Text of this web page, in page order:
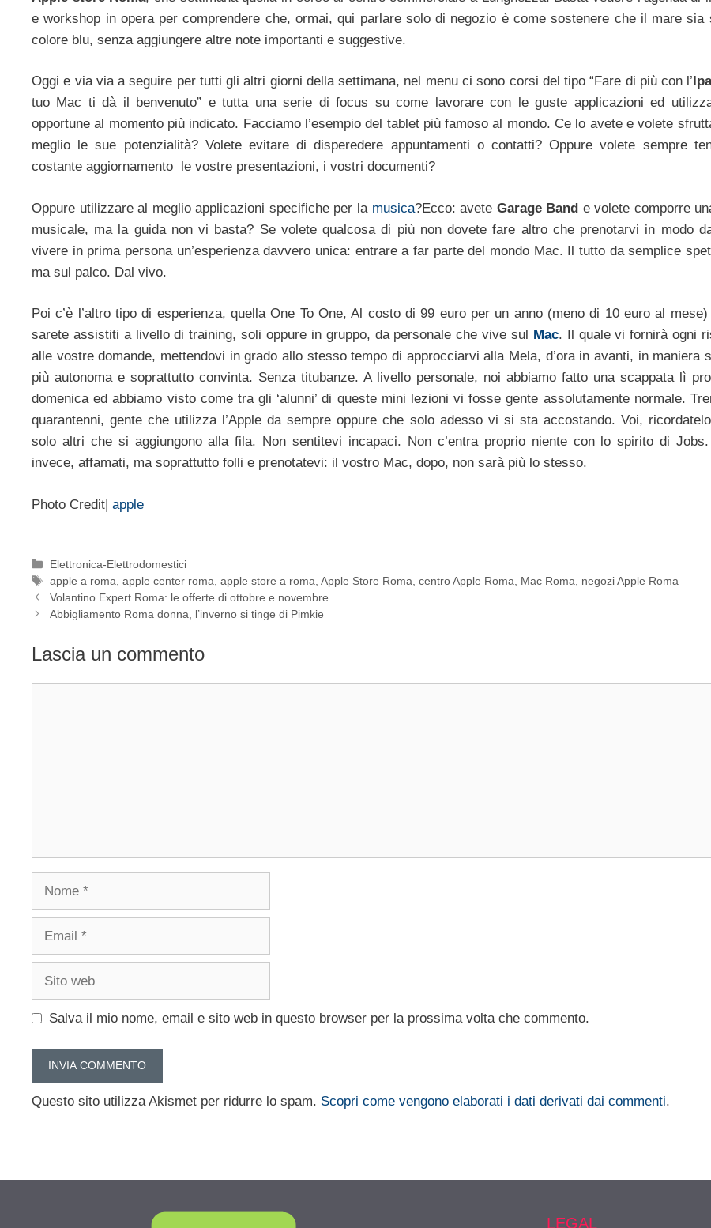
e workshop in opera per comprendere che, ormai, qui parlare solo di negozio è come sostenere che il mare sia
colore blu, senza aggiungere altre note importanti e suggestive.
Oggi e via via a seguire per tutti gli altri giorni della settimana, nel menu ci sono corsi del tipo “Fare di più con l’
tuo Mac ti dà il benvenuto” e tutta una serie di focus su come lavorare con le guste applicazioni ed
opportune al momento più indicato. Facciamo l’esempio del tablet più famoso al mondo. Ce lo avete e volete
meglio le sue potenzialità? Volete evitare di disperedere appuntamenti o contatti? Oppure volete sempre
costante aggiornamento le vostre presentazioni, i vostri documenti?
Oppure utilizzare al meglio applicazioni specifiche per la musica?Ecco: avete Garage Band e volete comporre
musicale, ma la guida non vi basta? Se volete qualcosa di più non dovete fare altro che prenotarvi in modo
vivere in prima persona un’esperienza davvero unica: entrare a far parte del mondo Mac. Il tutto da semplice
ma sul palco. Dal vivo.
Poi c’è l’altro tipo di esperienza, quella One To One, Al costo di 99 euro per un anno (meno di 10 euro al
sarete assistiti a livello di training, soli oppure in gruppo, da personale che vive sul Mac. Il quale vi fornirà ogni
alle vostre domande, mettendovi in grado allo stesso tempo di approcciarvi alla Mela, d’ora in avanti, in maniera
più autonoma e soprattutto convinta. Senza titubanze. A livello personale, noi abbiamo fatto una scappata lì
domenica ed abbiamo visto come tra gli ‘alunni’ di queste mini lezioni vi fosse gente assolutamente normale.
quarantenni, gente che utilizza l’Apple da sempre oppure che solo adesso vi si sta accostando. Voi,
solo altri che si aggiungono alla fila. Non sentitevi incapaci. Non c’entra proprio niente con lo spirito di
invece, affamati, ma soprattutto folli e prenotatevi: il vostro Mac, dopo, non sarà più lo stesso.
Photo Credit| apple
Categorie
Elettronica-Elettrodomestici
Tag
apple a roma ,apple center roma ,apple store a roma ,Apple Store Roma ,centro Apple Roma Mac Roma
negozi Apple Roma
Volantino Expert Roma: le offerte di ottobre e novembre
Abbigliamento Roma donna, l’inverno si tinge di Pimkie
Lascia un commento
Salva il mio nome, email e sito web in questo browser per la prossima volta che commento.
Questo sito utilizza Akismet per ridurre lo spam. Scopri come vengono elaborati i dati derivati dai commenti.
LEGAL